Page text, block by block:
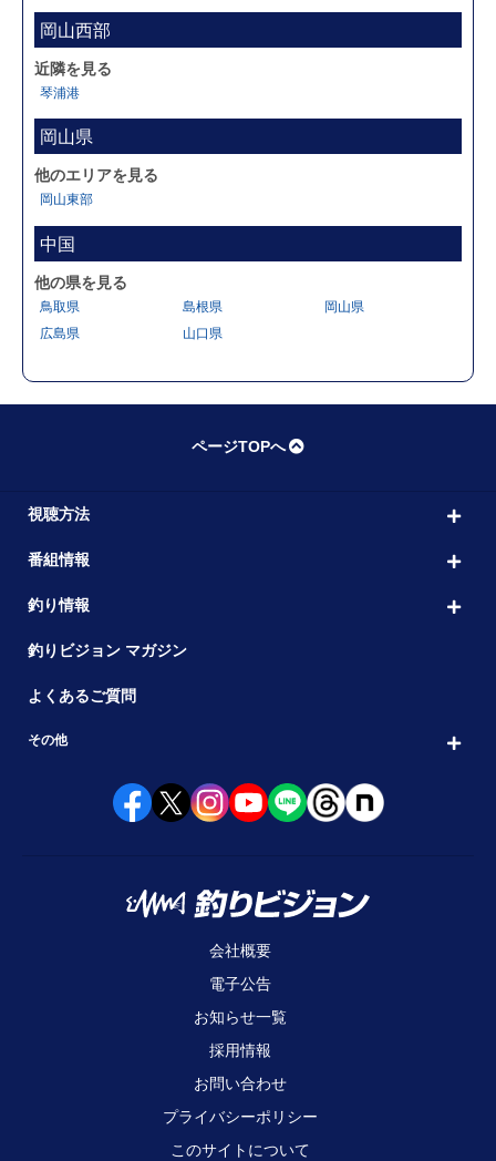
岡山西部
近隣を見る
琴浦港
岡山県
他のエリアを見る
岡山東部
中国
他の県を見る
鳥取県 島根県
岡山県
広島県
山口県
ページTOPへ
視聴方法
番組情報
釣り情報
釣りビジョン マガジン
よくあるご質問
その他
会社概要
電子公告
お知らせ一覧
採用情報
お問い合わせ
プライバシーポリシー
このサイトについて